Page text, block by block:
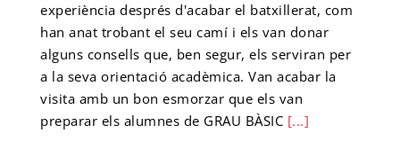
experiència després d'acabar el batxillerat, com
han anat trobant el seu camí i els van donar
alguns consells que, ben segur, els serviran per
a la seva orientació acadèmica. Van acabar la
visita amb un bon esmorzar que els van
preparar els alumnes de GRAU BÀSIC [...]